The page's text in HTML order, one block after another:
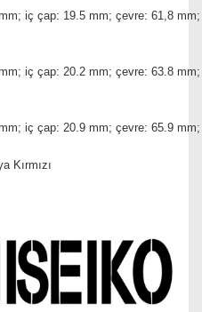
iç çap: 19.5 mm; çevre: 61,8
iç çap: 20.2 mm; çevre: 63.8
iç çap: 20.9 mm; çevre: 65.9
Kırmızı